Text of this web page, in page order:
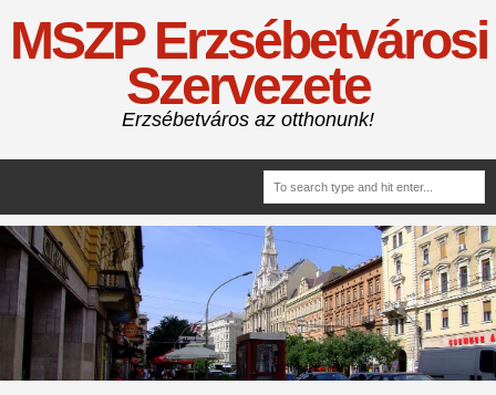
MSZP Erzsébetvárosi
Szervezete
Erzsébetváros az otthonunk!